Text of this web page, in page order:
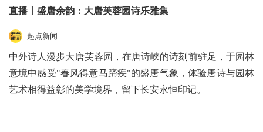
直播丨盛唐余韵：大唐芙蓉园诗乐雅集
起点新闻
中外诗人漫步大唐芙蓉园，在唐诗峡的诗刻前驻足，于园林
意境中感受"春风得意马蹄疾"的盛唐气象，体验唐诗与园林
艺术相得益彰的美学境界，留下长安永恒印记。